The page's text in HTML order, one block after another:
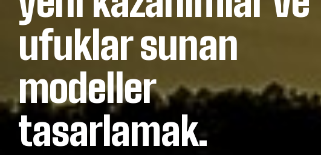
ufuklar sunan
modeller
tasarlamak.